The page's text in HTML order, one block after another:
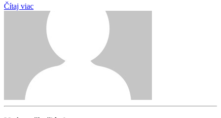
Čítaj viac